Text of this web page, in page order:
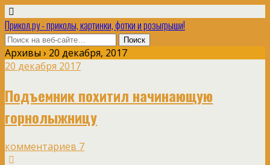
Прикол.ру - приколы, картинки, фотки и розыгрыши!
Архивы › 20 декабря, 2017
20 декабря 2017
Подъемник похитил начинающую
горнолыжницу
комментариев 7